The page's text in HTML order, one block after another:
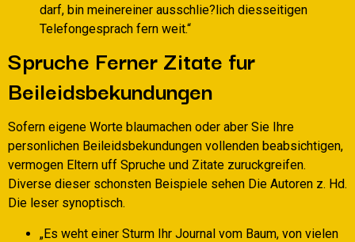
darf, bin meinereiner ausschlie?lich diesseitigen
Telefongesprach fern weit.“
Spruche Ferner Zitate fur
Beileidsbekundungen
Sofern eigene Worte blaumachen oder aber Sie Ihre
personlichen Beileidsbekundungen vollenden beabsichtigen,
vermogen Eltern uff Spruche und Zitate zuruckgreifen.
Diverse dieser schonsten Beispiele sehen Die Autoren z. Hd.
Die leser synoptisch.
„Es weht einer Sturm Ihr Journal vom Baum, von vielen